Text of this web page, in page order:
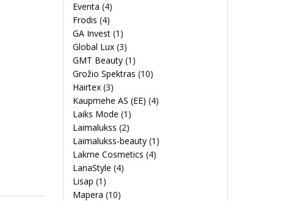
Eventa (4)
Frodis (4)
GA Invest (1)
Global Lux (3)
GMT Beauty (1)
Grožio Spektras (10)
Hairtex (3)
Kaupmehe AS (EE) (4)
Laiks Mode (1)
Laimalukss (2)
Laimalukss-beauty (1)
Lakme Cosmetics (4)
LanaStyle (4)
Lisap (1)
Mapera (10)